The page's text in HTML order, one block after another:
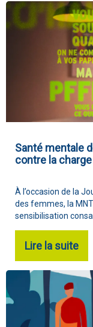
Santé mentale
contre la
À l’occasion de la
des femmes, la
sensibilisation
Lire la suite